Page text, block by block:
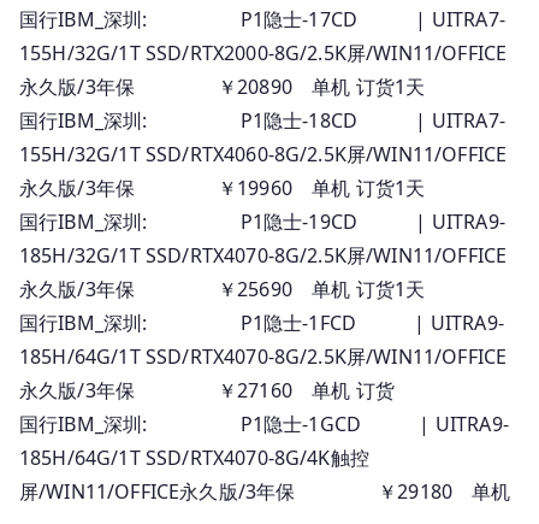
国行IBM_深圳: P1隐士-17CD | UITRA7-
155H/32G/1T SSD/RTX2000-8G/2.5K屏/WIN11/OFFICE
永久版/3年保 ￥20890 单机 订货1天
国行IBM_深圳: P1隐士-18CD | UITRA7-
155H/32G/1T SSD/RTX4060-8G/2.5K屏/WIN11/OFFICE
永久版/3年保 ￥19960 单机 订货1天
国行IBM_深圳: P1隐士-19CD | UITRA9-
185H/32G/1T SSD/RTX4070-8G/2.5K屏/WIN11/OFFICE
永久版/3年保 ￥25690 单机 订货1天
国行IBM_深圳: P1隐士-1FCD | UITRA9-
185H/64G/1T SSD/RTX4070-8G/2.5K屏/WIN11/OFFICE
永久版/3年保 ￥27160 单机 订货
国行IBM_深圳: P1隐士-1GCD | UITRA9-
185H/64G/1T SSD/RTX4070-8G/4K触控
屏/WIN11/OFFICE永久版/3年保 ￥29180 单机